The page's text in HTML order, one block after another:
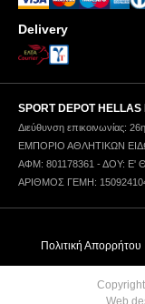
Delivery
SPORT DEPOT
Διεύθυνση επικοινωνίας:
ΕΜΠΟΡΙΟ ΑΘΛΗΤΙΚΩΝ
ΑΦΜ: 801178361 - ΔΟΥ: Ε'
ΑΡΙΘΜΟΣ ΓΕΜΗ:
Πολιτική Απορρήτου
Web